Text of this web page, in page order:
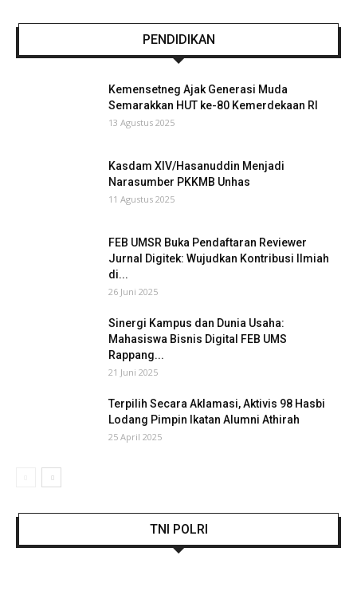
PENDIDIKAN
Kemensetneg Ajak Generasi Muda
Semarakkan HUT ke-80 Kemerdekaan RI
13 Agustus 2025
Kasdam XIV/Hasanuddin Menjadi
Narasumber PKKMB Unhas
11 Agustus 2025
FEB UMSR Buka Pendaftaran Reviewer
Jurnal Digitek: Wujudkan Kontribusi Ilmiah
di...
26 Juni 2025
Sinergi Kampus dan Dunia Usaha:
Mahasiswa Bisnis Digital FEB UMS
Rappang...
21 Juni 2025
Terpilih Secara Aklamasi, Aktivis 98 Hasbi
Lodang Pimpin Ikatan Alumni Athirah
25 April 2025
TNI POLRI